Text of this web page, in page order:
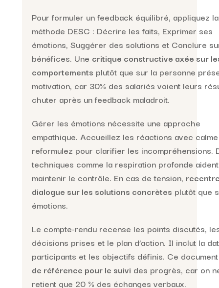
Pour formuler un feedback équilibré, appliquez la
méthode DESC : Décrire les faits, Exprimer ses
émotions, Suggérer des solutions et Conclure
bénéfices. Une critique constructive axée sur
comportements plutôt que sur la personne
motivation, car 30% des salariés voient leurs
chuter après un feedback maladroit.
Gérer les émotions nécessite une approche
empathique. Accueillez les réactions avec
reformulez pour clarifier les incompréhensions.
techniques comme la respiration profonde
maintenir le contrôle. En cas de tension,
dialogue sur les solutions concrètes plutôt que
émotions.
Le compte-rendu recense les points discutés,
décisions prises et le plan d’action. Il inclut la
participants et les objectifs définis. Ce
de référence pour le suivi des progrès, car on
retient que 20 % des échanges verbaux.